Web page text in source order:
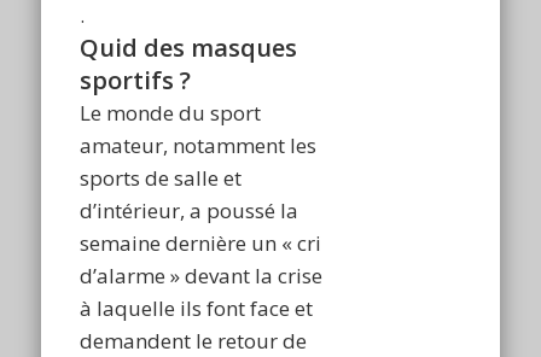
.
Quid des masques
sportifs ?
Le monde du sport
amateur, notamment les
sports de salle et
d’intérieur, a poussé la
semaine dernière un « cri
d’alarme » devant la crise
à laquelle ils font face et
demandent le retour de